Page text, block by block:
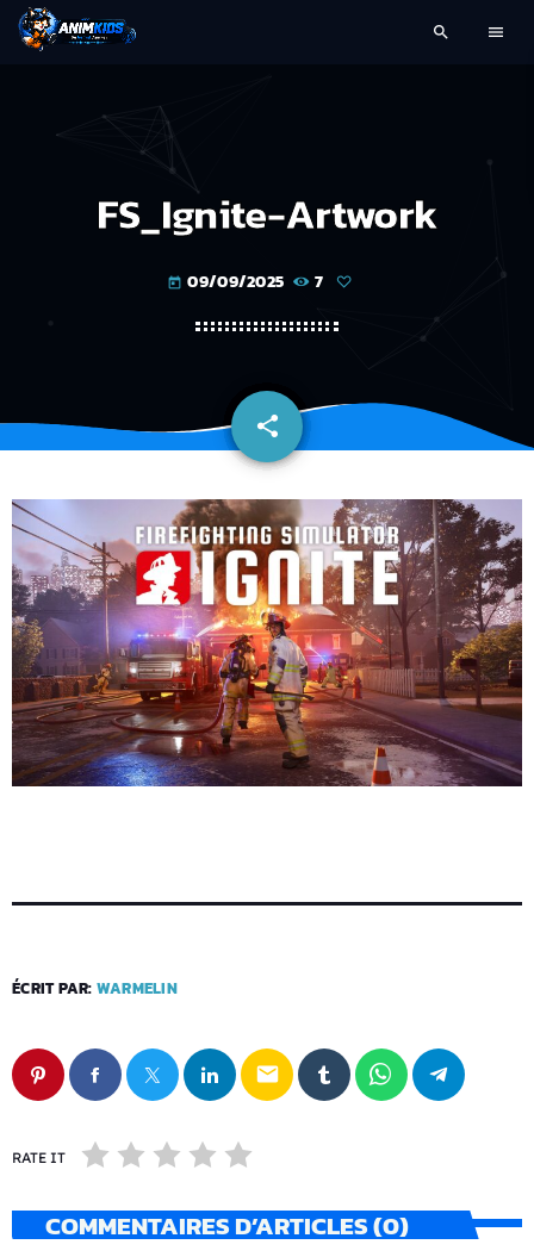
search menu
FS_Ignite-Artwork
today 09/09/2025 7
share
email
ÉCRIT PAR: WARMELIN
email
RATE IT
COMMENTAIRES D’ARTICLES (0)